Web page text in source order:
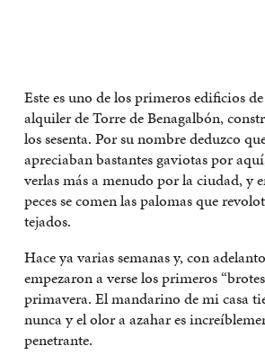
Este es uno de los primeros edificios
alquiler de Torre de Benagalbón,
los sesenta. Por su nombre deduzco
apreciaban bastantes gaviotas por
verlas más a menudo por la ciudad, y
peces se comen las palomas que
tejados.
Hace ya varias semanas y, con
empezaron a verse los primeros
primavera. El mandarino de mi casa
nunca y el olor a azahar es
penetrante.